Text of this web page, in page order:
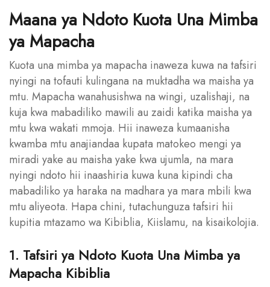
Maana ya Ndoto Kuota Una Mimba
ya Mapacha
Kuota una mimba ya mapacha inaweza kuwa na tafsiri
nyingi na tofauti kulingana na muktadha wa maisha ya
mtu. Mapacha wanahusishwa na wingi, uzalishaji, na
kuja kwa mabadiliko mawili au zaidi katika maisha ya
mtu kwa wakati mmoja. Hii inaweza kumaanisha
kwamba mtu anajiandaa kupata matokeo mengi ya
miradi yake au maisha yake kwa ujumla, na mara
nyingi ndoto hii inaashiria kuwa kuna kipindi cha
mabadiliko ya haraka na madhara ya mara mbili kwa
mtu aliyeota. Hapa chini, tutachunguza tafsiri hii
kupitia mtazamo wa Kibiblia, Kiislamu, na kisaikolojia.
1. Tafsiri ya Ndoto Kuota Una Mimba ya
Mapacha Kibiblia